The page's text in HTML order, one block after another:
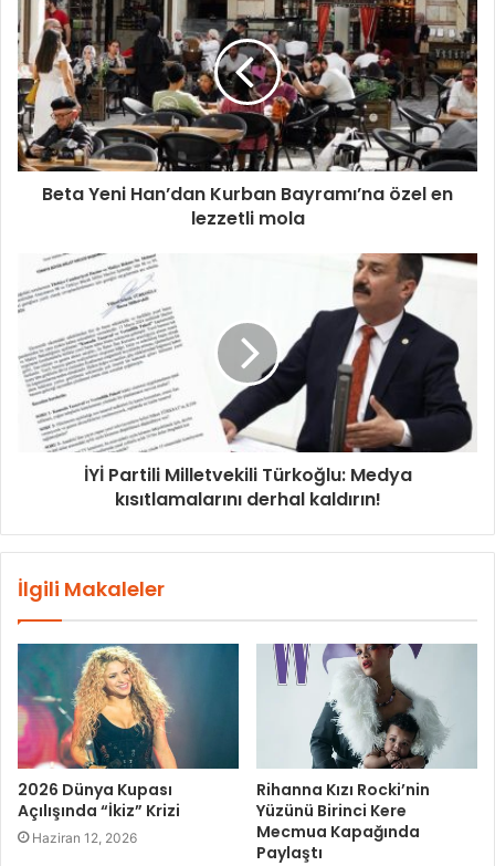
Beta Yeni Han’dan Kurban Bayramı’na özel en
lezzetli mola
İYİ Partili Milletvekili Türkoğlu: Medya
kısıtlamalarını derhal kaldırın!
İlgili Makaleler
2026 Dünya Kupası
Açılışında “İkiz” Krizi
Haziran 12, 2026
Rihanna Kızı Rocki’nin
Yüzünü Birinci Kere
Mecmua Kapağında
Paylaştı